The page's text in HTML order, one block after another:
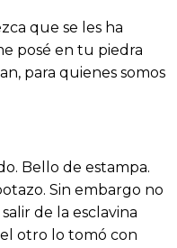
que se les ha
posé en tu piedra
para quienes somos
Bello de estampa.
Sin embargo no
de la esclavina
otro lo tomó con